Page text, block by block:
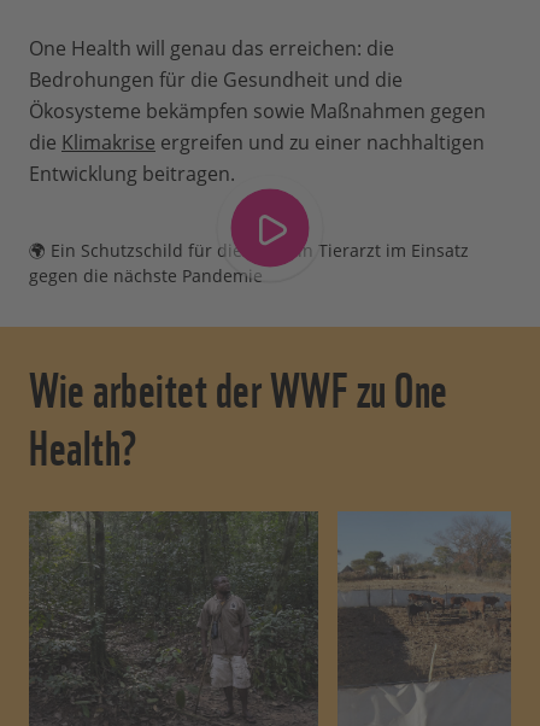
One Health will genau das erreichen: die
Bedrohungen für die Gesundheit und die
Ökosysteme bekämpfen sowie Maßnahmen gegen
die Klimakrise ergreifen und zu einer nachhaltigen
Entwicklung beitragen.
🌍 Ein Schutzschild für die Welt Ein Tierarzt im Einsatz
gegen die nächste Pandemie
Wie arbeitet der WWF zu One
Health?